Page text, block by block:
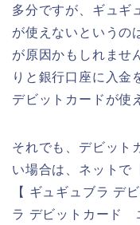
多分ですが、ギュギ
が使えないというの
が原因かもしれませ
りと銀行口座に入金
デビットカードが使
それでも、デビット
い場合は、ネットで
【 ギュギュブラ デ
ラ デビットカード